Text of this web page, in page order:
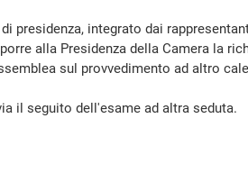
integrato dai
alla Presidenza della Camera la
sul provvedimento ad altro
il seguito dell'esame ad altra seduta.